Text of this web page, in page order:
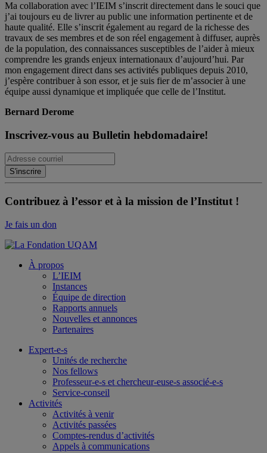
Ma collaboration avec l’IEIM s’inscrit directement dans le souci que
j’ai toujours eu de livrer au public une information pertinente et de
haute qualité. Elle s’inscrit également au regard de la richesse des
travaux de ses membres et de son réel engagement à diffuser, auprès
de la population, des connaissances susceptibles de l’aider à mieux
comprendre les grands enjeux internationaux d’aujourd’hui. Par
mon engagement direct dans ses activités publiques depuis 2010,
j’espère contribuer à son essor, et je suis fier de m’associer à une
équipe aussi dynamique et impliquée que celle de l’Institut.
Bernard Derome
Inscrivez-vous au Bulletin hebdomadaire!
Contribuez à l’essor et à la mission de l’Institut !
Je fais un don
À propos
L’IEIM
Instances
Équipe de direction
Rapports annuels
Nouvelles et annonces
Partenaires
Expert-e-s
Unités de recherche
Nos fellows
Professeur-e-s et chercheur-euse-s associé-e-s
Service-conseil
Activités
Activités à venir
Activités passées
Comptes-rendus d’activités
Appels à communications